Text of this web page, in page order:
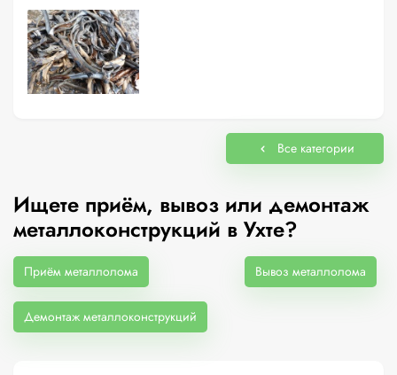
Все категории
Ищете приём, вывоз или демонтаж
металлоконструкций в Ухте?
Приём металлолома Вывоз металлолома
Демонтаж металлоконструкций